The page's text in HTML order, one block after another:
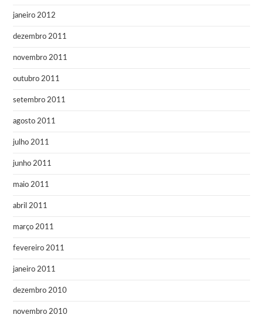
janeiro 2012
dezembro 2011
novembro 2011
outubro 2011
setembro 2011
agosto 2011
julho 2011
junho 2011
maio 2011
abril 2011
março 2011
fevereiro 2011
janeiro 2011
dezembro 2010
novembro 2010